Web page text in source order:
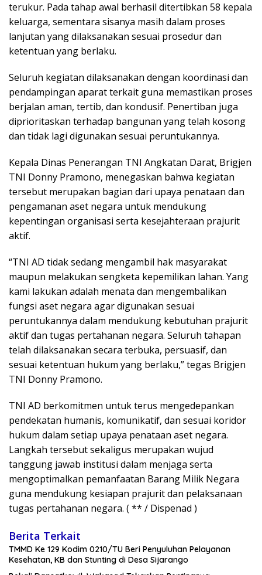
terukur. Pada tahap awal berhasil ditertibkan 58 kepala
keluarga, sementara sisanya masih dalam proses
lanjutan yang dilaksanakan sesuai prosedur dan
ketentuan yang berlaku.
Seluruh kegiatan dilaksanakan dengan koordinasi dan
pendampingan aparat terkait guna memastikan proses
berjalan aman, tertib, dan kondusif. Penertiban juga
diprioritaskan terhadap bangunan yang telah kosong
dan tidak lagi digunakan sesuai peruntukannya.
Kepala Dinas Penerangan TNI Angkatan Darat, Brigjen
TNI Donny Pramono, menegaskan bahwa kegiatan
tersebut merupakan bagian dari upaya penataan dan
pengamanan aset negara untuk mendukung
kepentingan organisasi serta kesejahteraan prajurit
aktif.
“TNI AD tidak sedang mengambil hak masyarakat
maupun melakukan sengketa kepemilikan lahan. Yang
kami lakukan adalah menata dan mengembalikan
fungsi aset negara agar digunakan sesuai
peruntukannya dalam mendukung kebutuhan prajurit
aktif dan tugas pertahanan negara. Seluruh tahapan
telah dilaksanakan secara terbuka, persuasif, dan
sesuai ketentuan hukum yang berlaku,” tegas Brigjen
TNI Donny Pramono.
TNI AD berkomitmen untuk terus mengedepankan
pendekatan humanis, komunikatif, dan sesuai koridor
hukum dalam setiap upaya penataan aset negara.
Langkah tersebut sekaligus merupakan wujud
tanggung jawab institusi dalam menjaga serta
mengoptimalkan pemanfaatan Barang Milik Negara
guna mendukung kesiapan prajurit dan pelaksanaan
tugas pertahanan negara. ( ** / Dispenad )
Berita Terkait
TMMD Ke 129 Kodim 0210/TU Beri Penyuluhan Pelayanan
Kesehatan, KB dan Stunting di Desa Sijarango